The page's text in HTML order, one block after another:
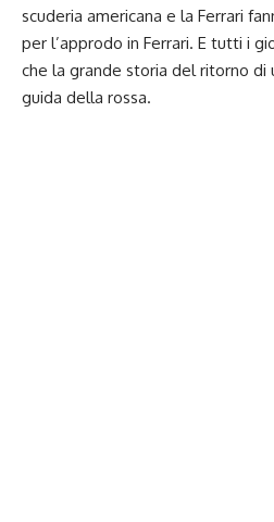
scuderia americana e la Ferrari
per l’approdo in Ferrari. E tutti i
che la grande storia del ritorno di
guida della rossa.